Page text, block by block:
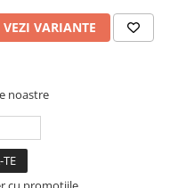
VEZI VARIANTE
noastre